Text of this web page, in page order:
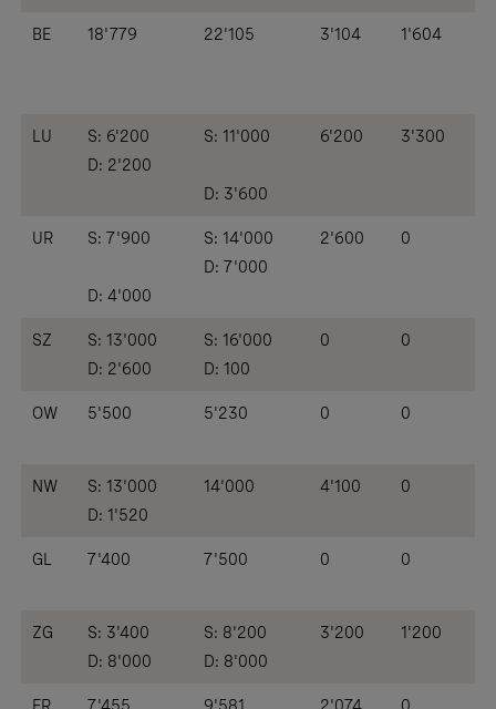
BE 18'779 22'105 3'104 1'604
LU
S: 6'200
D: 2'200
S: 11'000
D: 3'600
6'200 3'300
UR S: 7'900
D: 4'000
S: 14'000
D: 7'000
2'600 0
SZ
S: 13'000
D: 2'600
S: 16'000
D: 100
0 0
OW 5'500 5'230 0 0
NW
S: 13'000
D: 1'520
14'000 4'100 0
GL 7'400 7'500 0 0
ZG
S: 3'400
D: 8'000
S: 8'200
D: 8'000
3'200 1'200